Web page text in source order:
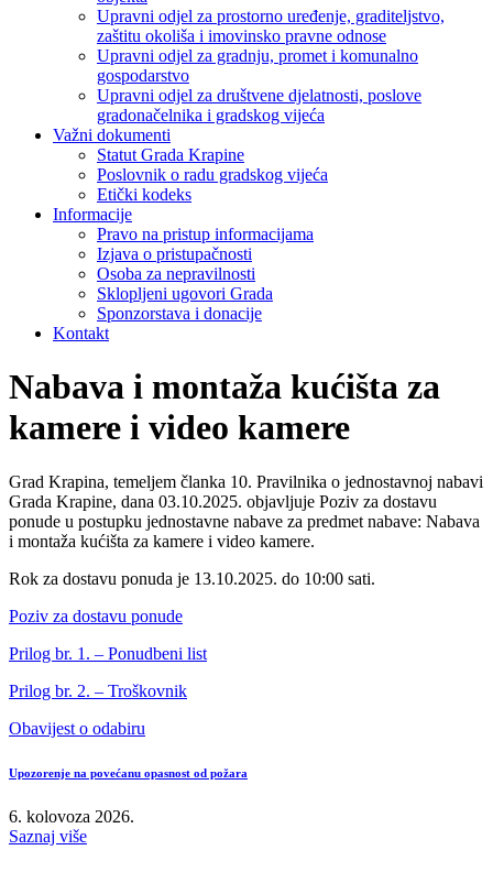
Upravni odjel za prostorno uređenje, graditeljstvo,
zaštitu okoliša i imovinsko pravne odnose
Upravni odjel za gradnju, promet i komunalno
gospodarstvo
Upravni odjel za društvene djelatnosti, poslove
gradonačelnika i gradskog vijeća
Važni dokumenti
Statut Grada Krapine
Poslovnik o radu gradskog vijeća
Etički kodeks
Informacije
Pravo na pristup informacijama
Izjava o pristupačnosti
Osoba za nepravilnosti
Sklopljeni ugovori Grada
Sponzorstava i donacije
Kontakt
Nabava i montaža kućišta za
kamere i video kamere
Grad Krapina, temeljem članka 10. Pravilnika o jednostavnoj nabavi
Grada Krapine, dana 03.10.2025. objavljuje Poziv za dostavu
ponude u postupku jednostavne nabave za predmet nabave: Nabava
i montaža kućišta za kamere i video kamere.
Rok za dostavu ponuda je 13.10.2025. do 10:00 sati.
Poziv za dostavu ponude
Prilog br. 1. – Ponudbeni list
Prilog br. 2. – Troškovnik
Obavijest o odabiru
Upozorenje na povećanu opasnost od požara
6. kolovoza 2026.
Saznaj više